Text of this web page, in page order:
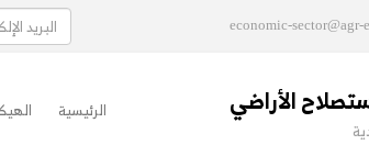
economic-sector@agr-
الأراضي الرئيسية